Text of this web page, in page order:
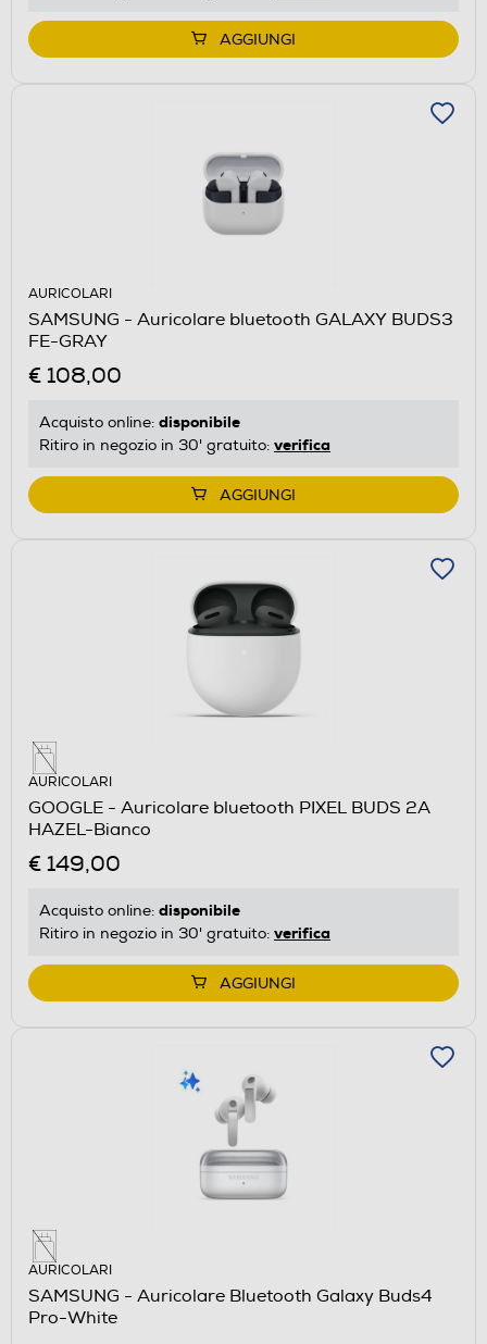
AGGIUNGI
AURICOLARI
SAMSUNG - Auricolare bluetooth GALAXY BUDS3
FE-GRAY
€ 108,00
Acquisto online: disponibile
Ritiro in negozio in 30' gratuito: verifica
AGGIUNGI
AURICOLARI
GOOGLE - Auricolare bluetooth PIXEL BUDS 2A
HAZEL-Bianco
€ 149,00
Acquisto online: disponibile
Ritiro in negozio in 30' gratuito: verifica
AGGIUNGI
AURICOLARI
SAMSUNG - Auricolare Bluetooth Galaxy Buds4
Pro-White